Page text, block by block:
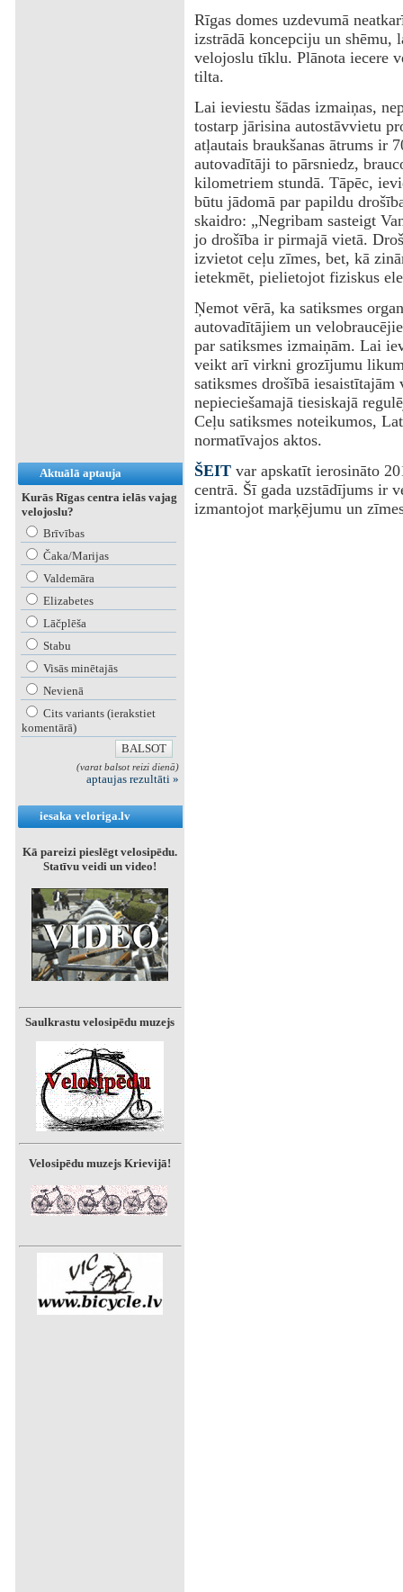
Aktuālā aptauja
Kurās Rīgas centra ielās vajag
velojoslu?
Brīvības
Čaka/Marijas
Valdemāra
Elizabetes
Lāčplēša
Stabu
Visās minētajās
Nevienā
Cits variants (ierakstiet
komentārā)
(varat balsot reizi dienā)
aptaujas rezultāti »
iesaka veloriga.lv
Kā pareizi pieslēgt velosipēdu.
Statīvu veidi un video!
Saulkrastu velosipēdu muzejs
Velosipēdu muzejs Krievijā!
Rīgas domes uzdevumā
izstrādā koncepciju un shēmu,
velojoslu tīklu. Plānota iecere
tilta.
Lai ieviestu šādas izmaiņas,
tostarp jārisina autostāvvietu
atļautais braukšanas ātrums ir
autovadītāji to pārsniedz,
kilometriem stundā. Tāpēc,
būtu jādomā par papildu
skaidro: „Negribam sasteigt
jo drošība ir pirmajā vietā.
izvietot ceļu zīmes, bet, kā
ietekmēt, pielietojot fiziskus
Ņemot vērā, ka satiksmes
autovadītājiem un
par satiksmes izmaiņām. Lai
veikt arī virkni grozījumu
satiksmes drošībā
nepieciešamajā tiesiskajā
Ceļu satiksmes noteikumos,
normatīvajos aktos.
ŠEITvar apskatīt ierosināto
centrā. Šī gada uzstādījums ir
izmantojot marķējumu un